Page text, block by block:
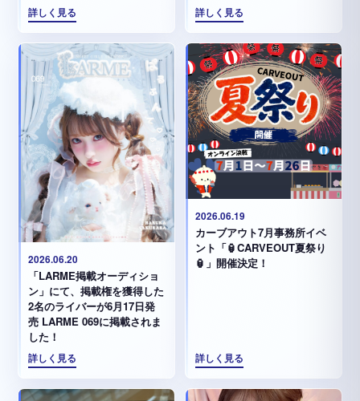
詳しく見る 詳しく見る
2026.06.20
「LARME掲載オーディショ
ン」にて、掲載権を獲得した
2名のライバーが6月17日発
売 LARME 069に掲載されま
した！
詳しく見る
2026.06.19
カーブアウト7月事務所イベ
ント「🏮CARVEOUT夏祭り
🏮」開催決定！
詳しく見る